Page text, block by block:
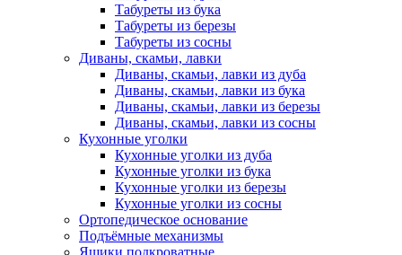
Табуреты из бука
Табуреты из березы
Табуреты из сосны
Диваны, скамьи, лавки
Диваны, скамьи, лавки из дуба
Диваны, скамьи, лавки из бука
Диваны, скамьи, лавки из березы
Диваны, скамьи, лавки из сосны
Кухонные уголки
Кухонные уголки из дуба
Кухонные уголки из бука
Кухонные уголки из березы
Кухонные уголки из сосны
Ортопедическое основание
Подъёмные механизмы
Ящики подкроватные